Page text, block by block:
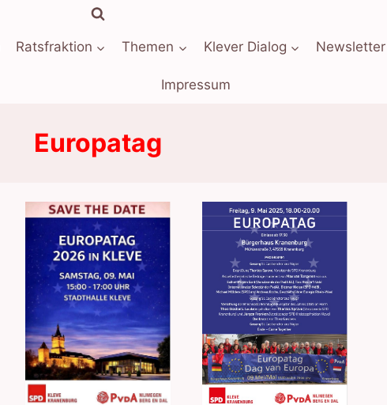
Ratsfraktion Themen Klever Dialog Newsletter
Impressum
Europatag